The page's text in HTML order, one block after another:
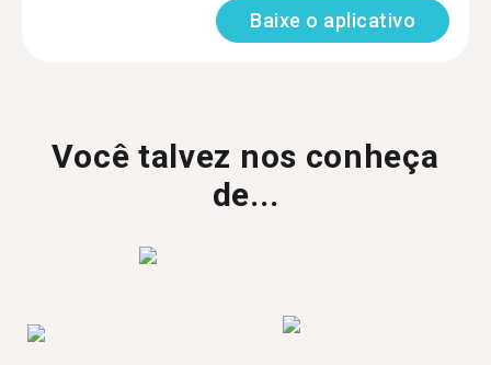
Baixe o aplicativo
Você talvez nos conheça
de...